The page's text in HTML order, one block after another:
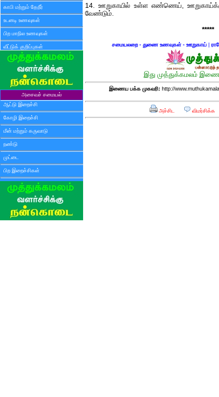
காபி மற்றும் தேநீர்
உடனடி உணவுகள்
பிற மாநில உணவுகள்
வீட்டுக் குறிப்புகள்
அசைவச் சமையல்
ஆட்டு இறைச்சி
கோழி இறைச்சி
மீன் மற்றும் கருவாடு
நண்டு
முட்டை
பிற இறைச்சிகள்
14. ஊறுகாயில் உள்ள எண்ணெய், ஊறுகாய்க்கு
வேண்டும்.
*****
சமையலறை - துணை உணவுகள் - ஊறுகாய்|
இது முத்துக்கமலம்
இணைய பக்க முகவரி: http://
அச்சிட விமர்சிக்க